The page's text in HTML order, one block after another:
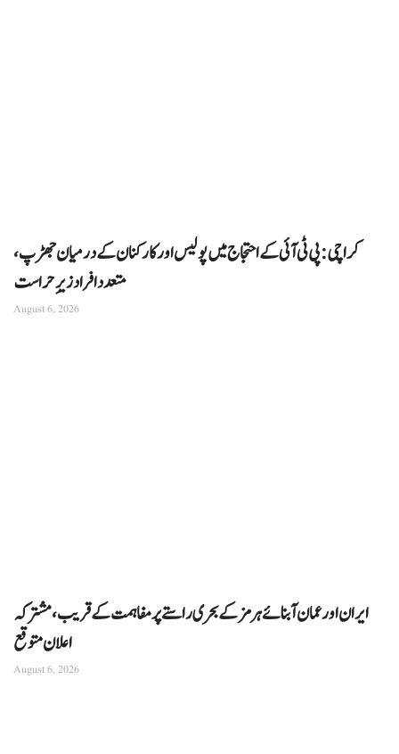
کراچی: پی ٹی آئی کے احتجاج میں پولیس اور کارکنان کے درمیان جھڑپ،
متعدد افراد زیرِ حراست
August 6, 2026
ایران اور عمان آبنائے ہرمز کے بحری راستے پر مفاہمت کے قریب، مشترکہ
اعلان متوقع
August 6, 2026